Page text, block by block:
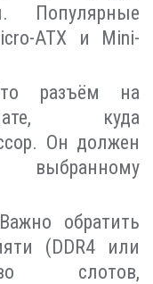
Популярные
ATX и Mini-
разъём на
куда
Он должен
обратить
(DDR4 или
слотов,